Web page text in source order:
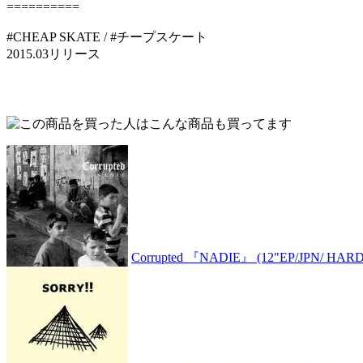
==========
#CHEAP SKATE / #チープスケート
2015.03リリース
Corrupted 『NADIE』 (12"EP/JPN/